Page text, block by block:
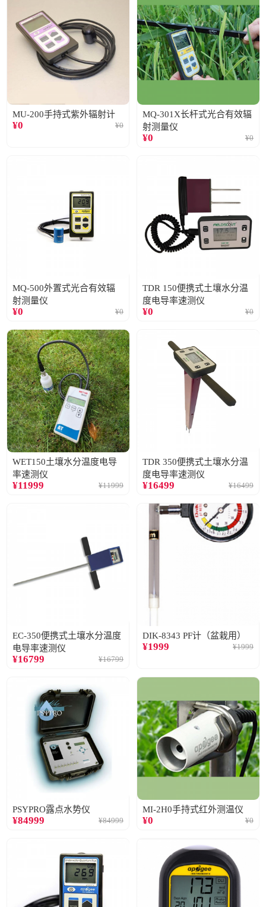
MU-200手持式紫外辐射计
¥0 ¥0
MQ-301X长杆式光合有效辐
射测量仪
¥0 ¥0
MQ-500外置式光合有效辐
射测量仪
¥0 ¥0
TDR 150便携式土壤水分温
度电导率速测仪
¥0 ¥0
WET150土壤水分温度电导
率速测仪
¥11999 ¥11999
TDR 350便携式土壤水分温
度电导率速测仪
¥16499 ¥16499
EC-350便携式土壤水分温度
电导率速测仪
¥16799 ¥16799
DIK-8343 PF计（盆栽用）
¥1999 ¥1999
PSYPRO露点水势仪
¥84999 ¥84999
MI-2H0手持式红外测温仪
¥0 ¥0